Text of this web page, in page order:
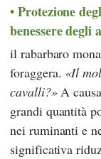
Protezione
benessere degli
il rabarbaro
foraggera.
Il
cavalli? A
grandi quantità
nei ruminanti e
significativa